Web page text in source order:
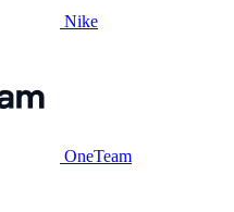
Nike
OneTeam